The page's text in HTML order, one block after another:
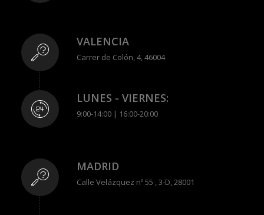
VALENCIA
Carrer de Colón, 4, 46004
LUNES - VIERNES:
9:00-14:00 | 16:00-20:00
MADRID
Calle Velázquez nº 55 , 3-D, 28001